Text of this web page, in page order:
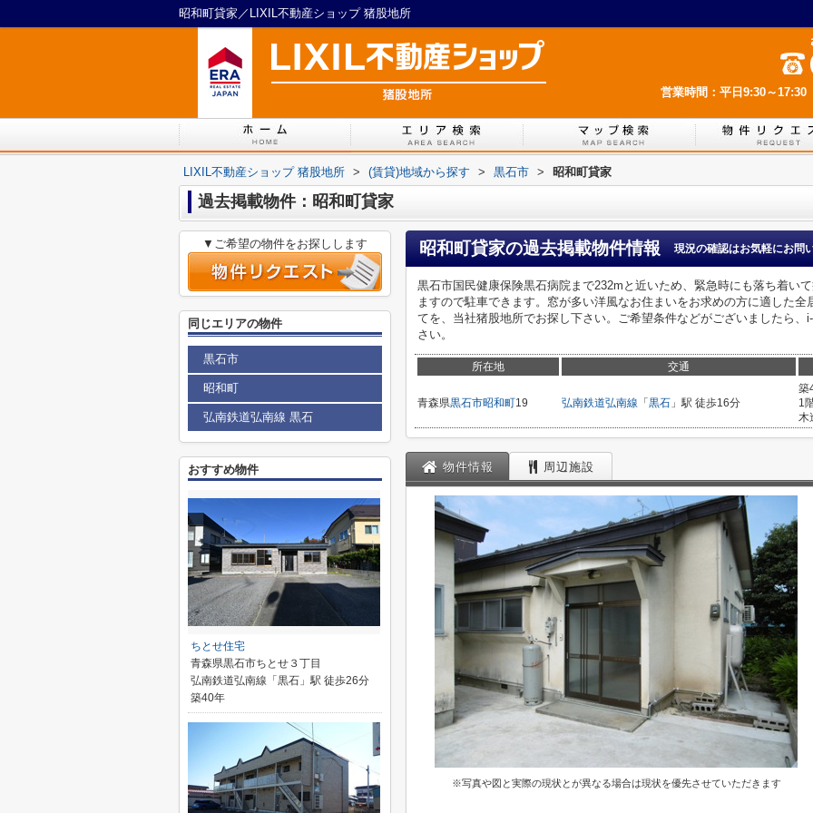
昭和町貸家／LIXIL不動産ショップ 猪股地所
営業時間：平日9:30～
LIXIL不動産ショップ 猪股地所 > (賃貸)地域から探す > 黒石市 > 昭和町貸家
過去掲載物件：昭和町貸家
昭和町貸家の過去掲載物件情報 現況の確認はお気軽にお問
黒石市国民健康保険黒石病院まで232mと近いため、緊急時にも落ち着い
ますので駐車できます。窓が多い洋風なお住まいをお求めの方に適した
てを、当社猪股地所でお探し下さい。ご希望条件などがございましたら
さい。
所在地 交通
青森県黒石市昭和町19 弘南鉄道弘南線 「 黒石 」駅 徒歩16分
築
1
木
物件情報 周辺施設
※写真や図と実際の現状とが異なる場合は現状を優先させていただきます
▼ご希望の物件をお探しします
同じエリアの物件
黒石市
昭和町
弘南鉄道弘南線 黒石
おすすめ物件
ちとせ住宅
青森県黒石市ちとせ３丁目
弘南鉄道弘南線「黒石」駅 徒歩26分
築40年